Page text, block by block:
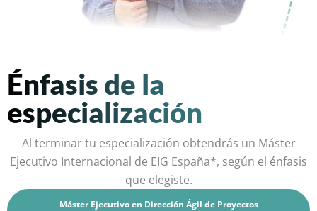
Énfasis de la
especialización
Al terminar tu especialización obtendrás un Máster
Ejecutivo Internacional de EIG España*, según el énfasis
que elegiste.
Máster Ejecutivo en Dirección Ágil de Proyectos